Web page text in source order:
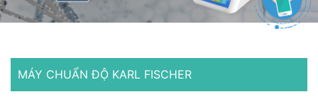
MÁY CHUẨN ĐỘ KARL FISCHER